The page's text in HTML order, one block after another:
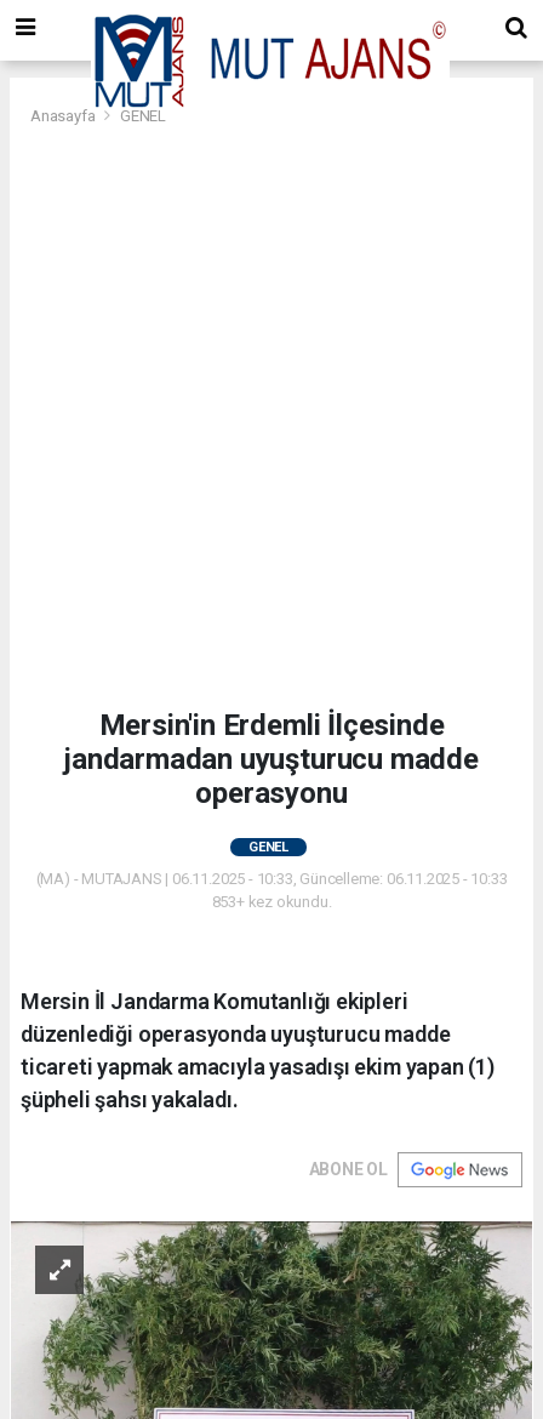
Anasayfa GENEL
Mersin'in Erdemli İlçesinde
jandarmadan uyuşturucu madde
operasyonu
GENEL
(MA) - MUTAJANS | 06.11.2025 - 10:33, Güncelleme: 06.11.2025 - 10:33
853+ kez okundu.
Mersin İl Jandarma Komutanlığı ekipleri
düzenlediği operasyonda uyuşturucu madde
ticareti yapmak amacıyla yasadışı ekim yapan (1)
şüpheli şahsı yakaladı.
ABONE OL